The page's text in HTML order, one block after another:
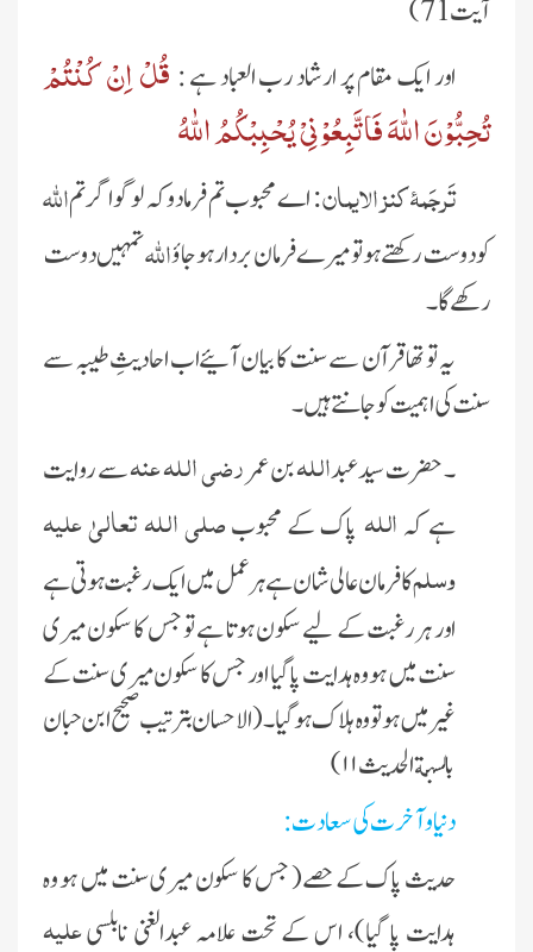
آیت 71)
اور ایک مقام پر ارشاد رب العباد ہے : قُلْ اِنْ كُنْتُمْ
تُحِبُّوْنَ اللّٰهَ فَاتَّبِعُوْنِیْ یُحْبِبْكُمُ اللّٰهُ
تَرجَمۂ کنز الایمان:اے محبوب تم فرمادو کہ لوگو اگر تماللہ
کو دوست رکھتے ہو تو میرے فرمان بردار ہوجاؤاللہتمہیں دوست
رکھے گا ۔
یہ تو تھا قرآن سے سنت کا بیان آئیےاب احادیثِ طیبہ سے
سنت کی اہمیت کو جانتے ہیں۔
۔ حضرت سیدعبداللہبن عمررضی اللہ عنہسے روایت
ہے کہاللہ پاک کے محبوبصلی اللہ تعالیٰ علیہ
وسلمکا فرمان عالی شان ہے ہر عمل میں ایک رغبت ہوتی ہے
اور ہر رغبت کے لیے سکون ہوتا ہے تو جس کا سکون میری
سنت میں ہو وہ ہدایت پا گیا اور جس کا سکون میری سنت کے
غیر میں ہو تو وہ ہلا ک ہوگیا۔( الاحسان بترتیب صحیح ابن حبان
بالسنة الحدیث ۱۱)
دنیا وآخرت کی سعادت:
حدیث پاک کے حصے( جس کا سکون میری سنت میں ہو وہ
ہدایت پا گیا)، اس کے تحت علامہ عبدالغنی نابلسیعلیہ